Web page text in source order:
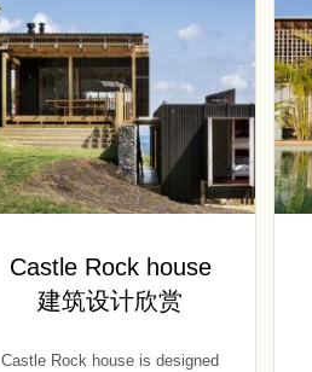
Castle Rock house
建筑设计欣赏
Castle Rock house is designed